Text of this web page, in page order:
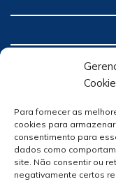
Para fornecer as
cookies para
consentimento para
dados como
site. Não consentir ou
negativamente certos